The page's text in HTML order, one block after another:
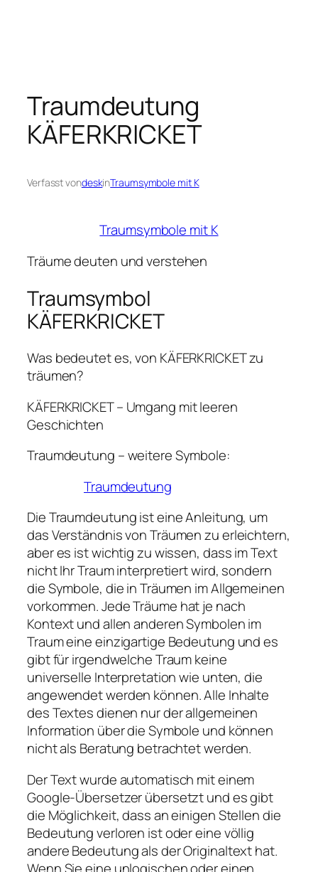
Traumdeutung
KÄFERKRICKET
Verfasst vondeskinTraumsymbole mit K
Traumsymbole mit K
Träume deuten und verstehen
Traumsymbol
KÄFERKRICKET
Was bedeutet es, von KÄFERKRICKET zu
träumen?
KÄFERKRICKET – Umgang mit leeren
Geschichten
Traumdeutung – weitere Symbole:
Traumdeutung
Die Traumdeutung ist eine Anleitung, um
das Verständnis von Träumen zu erleichtern,
aber es ist wichtig zu wissen, dass im Text
nicht Ihr Traum interpretiert wird, sondern
die Symbole, die in Träumen im Allgemeinen
vorkommen. Jede Träume hat je nach
Kontext und allen anderen Symbolen im
Traum eine einzigartige Bedeutung und es
gibt für irgendwelche Traum keine
universelle Interpretation wie unten, die
angewendet werden können. Alle Inhalte
des Textes dienen nur der allgemeinen
Information über die Symbole und können
nicht als Beratung betrachtet werden.
Der Text wurde automatisch mit einem
Google-Übersetzer übersetzt und es gibt
die Möglichkeit, dass an einigen Stellen die
Bedeutung verloren ist oder eine völlig
andere Bedeutung als der Originaltext hat.
Wenn Sie eine unlogischen oder einen